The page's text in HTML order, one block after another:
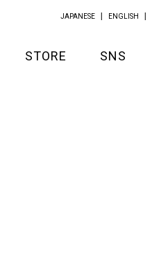
STORE SNS
JAPANESE ENGLISH